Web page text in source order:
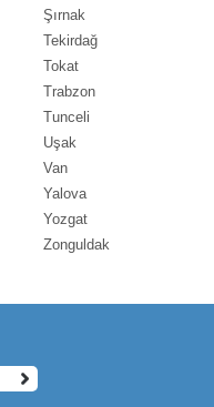
Şırnak
Tekirdağ
Tokat
Trabzon
Tunceli
Uşak
Van
Yalova
Yozgat
Zonguldak